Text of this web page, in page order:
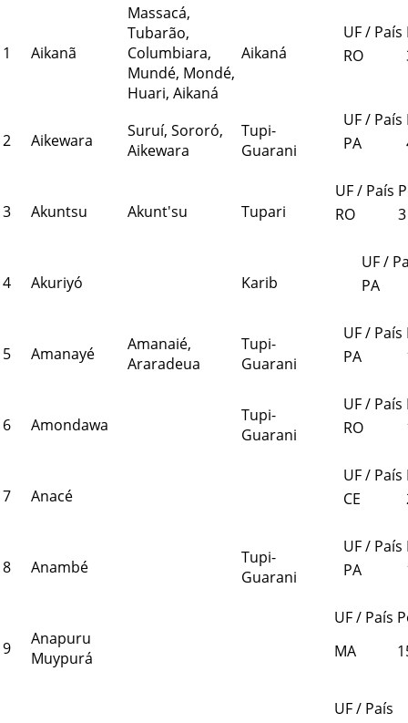
1 Aikanã
Massacá,
Tubarão,
Columbiara,
Mundé, Mondé,
Huari, Aikaná
Aikaná
UF / País
RO
2 Aikewara
Suruí, Sororó,
Aikewara
Tupi-
Guarani
UF / País
PA
3 Akuntsu Akunt'su Tupari
UF / País
RO
3
4 Akuriyó Karib
UF /
PA
5 Amanayé
Amanaié,
Araradeua
Tupi-
Guarani
UF / País
PA
6 Amondawa
Tupi-
Guarani
UF / País
RO
7 Anacé
UF / País
CE
8 Anambé
Tupi-
Guarani
UF / País
PA
9
Anapuru
Muypurá
UF / País
MA
UF / País